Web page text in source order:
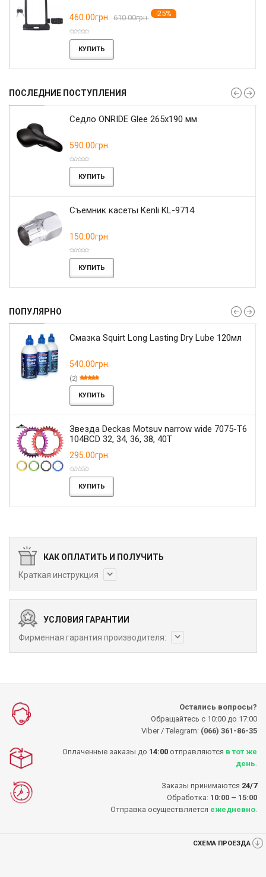
460.00грн. 610.00грн. -25%
КУПИТЬ
ПОСЛЕДНИЕ ПОСТУПЛЕНИЯ
Седло ONRIDE Glee 265x190 мм
590.00грн.
КУПИТЬ
Съемник касеты Kenli KL-9714
150.00грн.
КУПИТЬ
ПОПУЛЯРНО
Смазка Squirt Long Lasting Dry Lube 120мл
540.00грн.
(2)
КУПИТЬ
Звезда Deckas Motsuv narrow wide 7075-T6
104BCD 32, 34, 36, 38, 40T
295.00грн.
КУПИТЬ
КАК ОПЛАТИТЬ И ПОЛУЧИТЬ
Краткая инструкция
УСЛОВИЯ ГАРАНТИИ
Фирменная гарантия производителя:
Остались вопросы?
Обращайтесь с 10:00 до 17:00
Viber / Telegram: (066) 361-86-35
Оплаченные заказы до 14:00 отправляются в тот же
день
Заказы принимаются 24/7
Обработка: 10:00 – 15:00
Отправка осуществляется ежедневно
СХЕМА ПРОЕЗДА